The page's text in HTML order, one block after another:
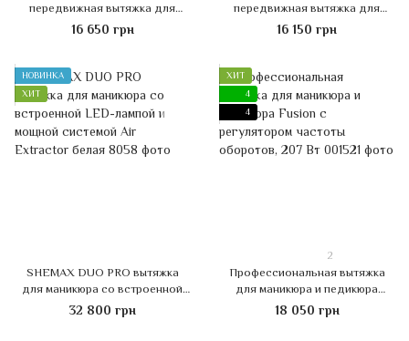
передвижная вытяжка для
педикюра Dustwell Air Dust, 50
Вт + крепеж к столу в подарок
16 650 грн
передвижная вытяжка для
педикюра Dustwell Air Dust, 50
16 150 грн
НОВИНКА
ХИТ
SHEMAX DUO PRO вытяжка
для маникюра со встроенной
LED-лампой и мощной
системой Air Extractor белая
32 800 грн
ХИТ
4
4
2
Профессиональная вытяжка
для маникюра и педикюра
Fusion с регулятором частоты
оборотов, 207 Вт
18 050 грн